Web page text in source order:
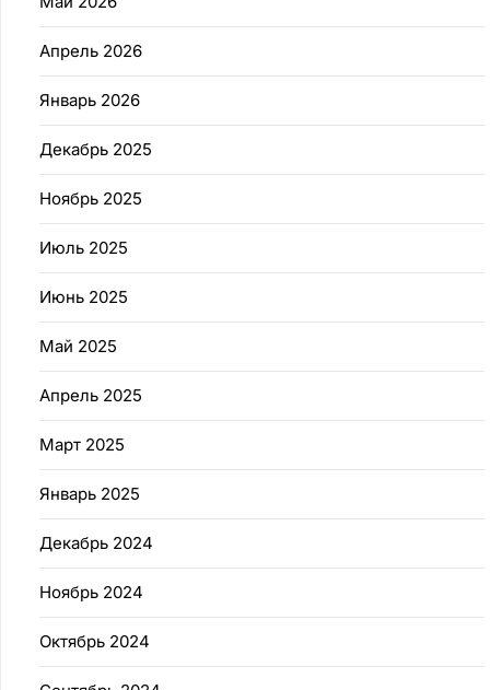
Апрель 2026
Январь 2026
Декабрь 2025
Ноябрь 2025
Июль 2025
Июнь 2025
Май 2025
Апрель 2025
Март 2025
Январь 2025
Декабрь 2024
Ноябрь 2024
Октябрь 2024